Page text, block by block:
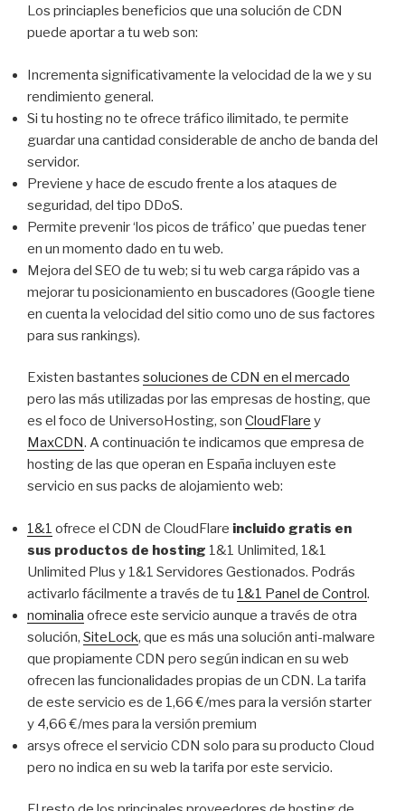
Los princiaples beneficios que una solución de CDN
puede aportar a tu web son:
Incrementa significativamente la velocidad de la we y su
rendimiento general.
Si tu hosting no te ofrece tráfico ilimitado, te permite
guardar una cantidad considerable de ancho de banda del
servidor.
Previene y hace de escudo frente a los ataques de
seguridad, del tipo DDoS.
Permite prevenir ‘los picos de tráfico’ que puedas tener
en un momento dado en tu web.
Mejora del SEO de tu web; si tu web carga rápido vas a
mejorar tu posicionamiento en buscadores (Google tiene
en cuenta la velocidad del sitio como uno de sus factores
para sus rankings).
Existen bastantes soluciones de CDN en el mercado
pero las más utilizadas por las empresas de hosting, que
es el foco de UniversoHosting, son CloudFlare y
MaxCDN. A continuación te indicamos que empresa de
hosting de las que operan en España incluyen este
servicio en sus packs de alojamiento web:
1&1 ofrece el CDN de CloudFlare incluido gratis en
sus productos de hosting 1&1 Unlimited, 1&1
Unlimited Plus y 1&1 Servidores Gestionados. Podrás
activarlo fácilmente a través de tu 1&1 Panel de Control.
nominalia ofrece este servicio aunque a través de otra
solución, SiteLock, que es más una solución anti-malware
que propiamente CDN pero según indican en su web
ofrecen las funcionalidades propias de un CDN. La tarifa
de este servicio es de 1,66 €/mes para la versión starter
y 4,66 €/mes para la versión premium
arsys ofrece el servicio CDN solo para su producto Cloud
pero no indica en su web la tarifa por este servicio.